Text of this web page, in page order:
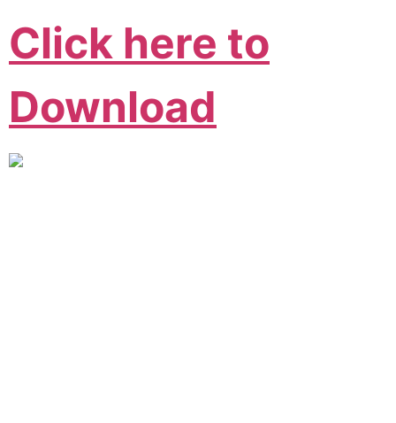
Click here to
Download